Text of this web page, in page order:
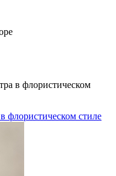
в флористическом